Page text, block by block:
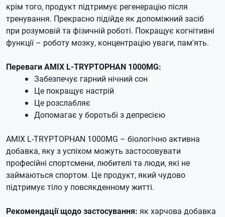
крім того, продукт підтримує регенерацію після
тренування. Прекрасно підійде як допоміжний засіб
при розумовій та фізичній роботі. Покращує когнітивні
функції – роботу мозку, концентрацію уваги, пам'ять.
Переваги AMIX L-TRYPTOPHAN 1000MG:
Забезпечує гарний нічний сон
Це покращує настрій
Це розслабляє
Допомагає у боротьбі з депресією
AMIX L-TRYPTOPHAN 1000MG – біологічно активна
добавка, яку з успіхом можуть застосовувати
професійні спортсмени, любителі та люди, які не
займаються спортом. Це продукт, який чудово
підтримує тіло у повсякденному житті.
Рекомендації щодо застосування: як харчова добавка